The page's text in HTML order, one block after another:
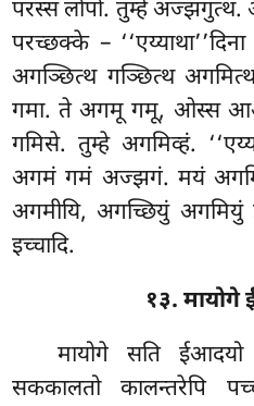
परस्स लोपो. तुम्हे
परच्छक्के –
अगञ्छित्थ गञ्छित्थ
गमा. ते अगमू गमू, ओस्स
गमिसे. तुम्हे अगमिव्हं.
अगमं गमं अज्झगं. मयं
अगमीयि, अगच्छियुं अगमियुं
इच्चादि.
१३.
मायोगे सति
सककालतो कालन्तरेपि